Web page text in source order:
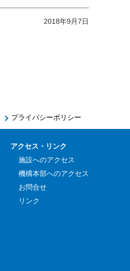
2018年9月7日
プライバシーポリシー
アクセス・リンク
施設へのアクセス
機構本部へのアクセス
お問合せ
リンク